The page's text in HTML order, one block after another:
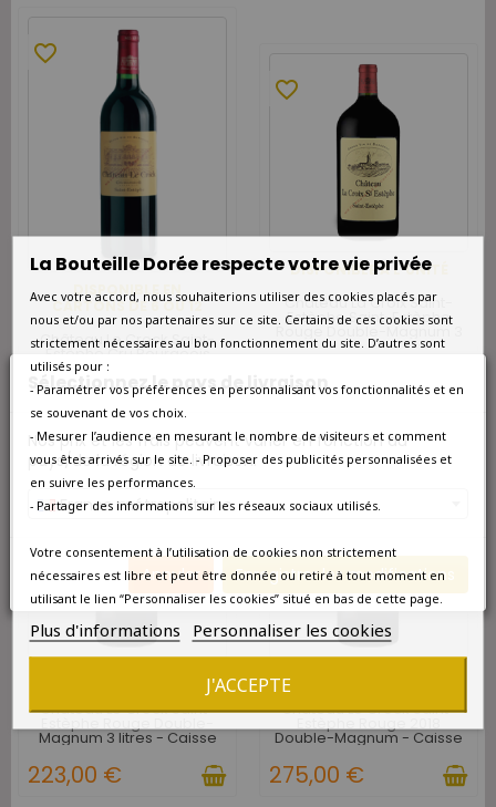
Sélectionnez le pays de livraison
Nos prix et les frais peuvent varier en fonction du
pays/de la région de livraison.
France métropolitaine
Annuler Enregistrer les modifications
DISPONIBLE EN
CARTONS DE 6 OU 12
favorite_border
Château Le Crock Saint-
Estèphe Cru Bourgeois
Rouge 2018
43,00 €
DISPONIBLE À L'UNITÉ
favorite_border
Château La Croix Saint-
Estèphe Saint-Estèphe
Rouge Double-Magnum 3
litres
favorite_border
Château Le Crock Saint-
Estèphe Rouge Double-
Magnum 3 litres - Caisse
223,00 €
DISPONIBLE À L'UNITÉ
Château Le Crock Saint-
Estèphe Rouge 2018
Double-Magnum - Caisse
Bois d'origine
275,00 €
La Bouteille Dorée respecte votre vie privée
Avec votre accord, nous souhaiterions utiliser des cookies placés par
nous et/ou par nos partenaires sur ce site. Certains de ces cookies sont
strictement nécessaires au bon fonctionnement du site. D’autres sont
utilisés pour :
- Paramétrer vos préférences en personnalisant vos fonctionnalités et en
se souvenant de vos choix.
- Mesurer l’audience en mesurant le nombre de visiteurs et comment
vous êtes arrivés sur le site. - Proposer des publicités personnalisées et
en suivre les performances.
- Partager des informations sur les réseaux sociaux utilisés.
Votre consentement à l’utilisation de cookies non strictement
nécessaires est libre et peut être donnée ou retiré à tout moment en
utilisant le lien “Personnaliser les cookies” situé en bas de cette page.
Plus d'informations Personnaliser les cookies
J'ACCEPTE